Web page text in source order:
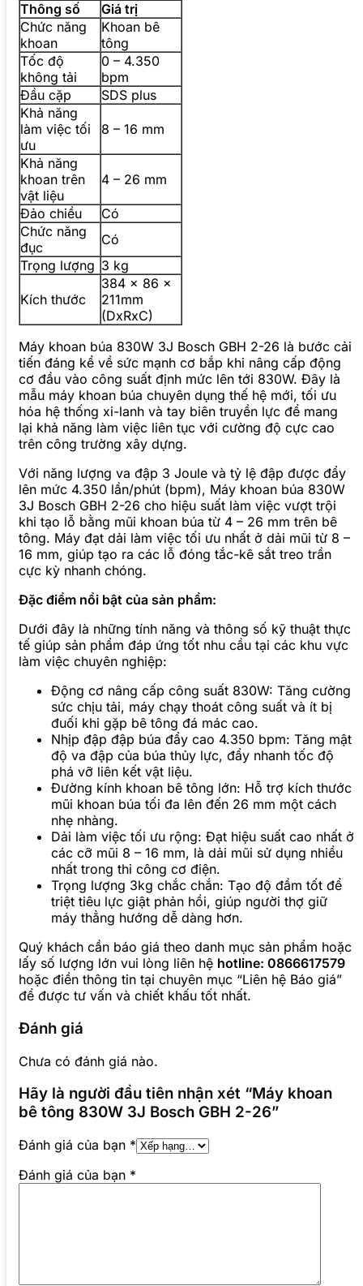
Thông số
Giá trị
Chức năng
khoan
Khoan bê
tông
Tốc độ
không tải
0 – 4.350
bpm
Đầu cặp
SDS plus
Khả năng
làm việc tối
ưu
8 – 16 mm
Khả năng
khoan trên
vật liệu
4 – 26 mm
Đảo chiều
Có
Chức năng
đục
Có
Trọng lượng 3 kg
Kích thước
384 x 86 x
211mm
(DxRxC)
Máy khoan búa 830W 3J Bosch GBH 2-26 là bước cải
tiến đáng kể về sức mạnh cơ bắp khi nâng cấp động
cơ đầu vào công suất định mức lên tới 830W. Đây là
mẫu máy khoan búa chuyên dụng thế hệ mới, tối ưu
hóa hệ thống xi-lanh và tay biên truyền lực để mang
lại khả năng làm việc liên tục với cường độ cực cao
trên công trường xây dựng.
Với năng lượng va đập 3 Joule và tỷ lệ đập được đẩy
lên mức 4.350 lần/phút (bpm), Máy khoan búa 830W
3J Bosch GBH 2-26 cho hiệu suất làm việc vượt trội
khi tạo lỗ bằng mũi khoan búa từ 4 – 26 mm trên bê
tông. Máy đạt dải làm việc tối ưu nhất ở dải mũi từ 8 –
16 mm, giúp tạo ra các lỗ đóng tắc-kê sắt treo trần
cực kỳ nhanh chóng.
Đặc điểm nổi bật của sản phẩm:
Dưới đây là những tính năng và thông số kỹ thuật thực
tế giúp sản phẩm đáp ứng tốt nhu cầu tại các khu vực
làm việc chuyên nghiệp:
Động cơ nâng cấp công suất 830W: Tăng cường
sức chịu tải, máy chạy thoát công suất và ít bị
đuối khi gặp bê tông đá mác cao.
Nhịp đập đập búa đẩy cao 4.350 bpm: Tăng mật
độ va đập của búa thủy lực, đẩy nhanh tốc độ
phá vỡ liên kết vật liệu.
Đường kính khoan bê tông lớn: Hỗ trợ kích thước
mũi khoan búa tối đa lên đến 26 mm một cách
nhẹ nhàng.
Dải làm việc tối ưu rộng: Đạt hiệu suất cao nhất ở
các cỡ mũi 8 – 16 mm, là dải mũi sử dụng nhiều
nhất trong thi công cơ điện.
Trọng lượng 3kg chắc chắn: Tạo độ đầm tốt để
triệt tiêu lực giật phản hồi, giúp người thợ giữ
máy thẳng hướng dễ dàng hơn.
Quý khách cần báo giá theo danh mục sản phẩm hoặc
lấy số lượng lớn vui lòng liên hệ hotline: 0866617579
hoặc điền thông tin tại chuyên mục “Liên hệ Báo giá”
để được tư vấn và chiết khấu tốt nhất.
Đánh giá
Chưa có đánh giá nào.
Hãy là người đầu tiên nhận xét “Máy khoan
bê tông 830W 3J Bosch GBH 2-26”
Đánh giá của bạn *
Đánh giá của bạn *